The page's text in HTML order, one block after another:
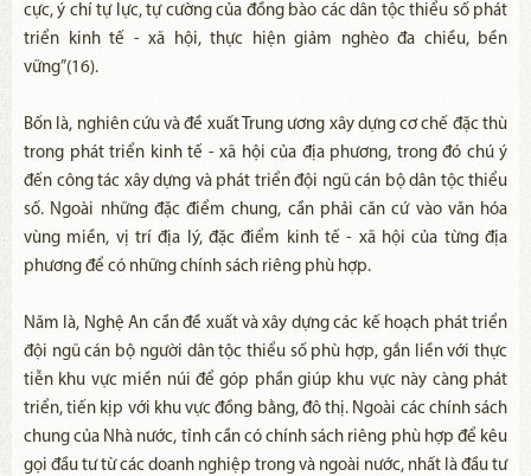
cực, ý chí tự lực, tự cường của đồng bào các dân tộc thiểu số phát
triển kinh tế - xã hội, thực hiện giảm nghèo đa chiều, bền
vững”(16).
Bốn là, nghiên cứu và đề xuất Trung ương xây dựng cơ chế đặc thù
trong phát triển kinh tế - xã hội của địa phương, trong đó chú ý
đến công tác xây dựng và phát triển đội ngũ cán bộ dân tộc thiểu
số. Ngoài những đặc điểm chung, cần phải căn cứ vào văn hóa
vùng miền, vị trí địa lý, đặc điểm kinh tế - xã hội của từng địa
phương để có những chính sách riêng phù hợp.
Năm là, Nghệ An cần đề xuất và xây dựng các kế hoạch phát triển
đội ngũ cán bộ người dân tộc thiểu số phù hợp, gắn liền với thực
tiễn khu vực miền núi để góp phần giúp khu vực này càng phát
triển, tiến kịp với khu vực đồng bằng, đô thị. Ngoài các chính sách
chung của Nhà nước, tỉnh cần có chính sách riêng phù hợp để kêu
gọi đầu tư từ các doanh nghiệp trong và ngoài nước, nhất là đầu tư